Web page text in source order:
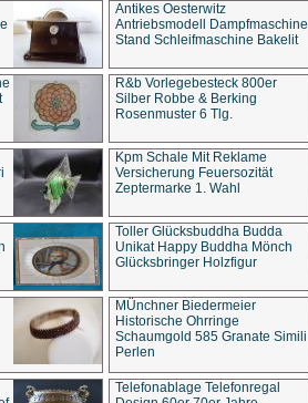
Antikes Oesterwitz
Antriebsmodell Dampfmaschine
Stand Schleifmaschine Bakelit
R&b Vorlegebesteck 800er
Silber Robbe & Berking
Rosenmuster 6 Tlg.
Kpm Schale Mit Reklame
Versicherung Feuersozität
Zeptermarke 1. Wahl
Toller Glücksbuddha Budda
Unikat Happy Buddha Mönch
Glücksbringer Holzfigur
MÜnchner Biedermeier
Historische Ohrringe
Schaumgold 585 Granate Simili
Perlen
Telefonablage Telefonregal